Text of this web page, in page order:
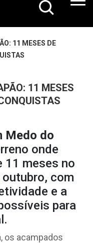
11 MESES DE
11 MESES
Medo do
onde
11 meses no
com
e a
para
os acampados